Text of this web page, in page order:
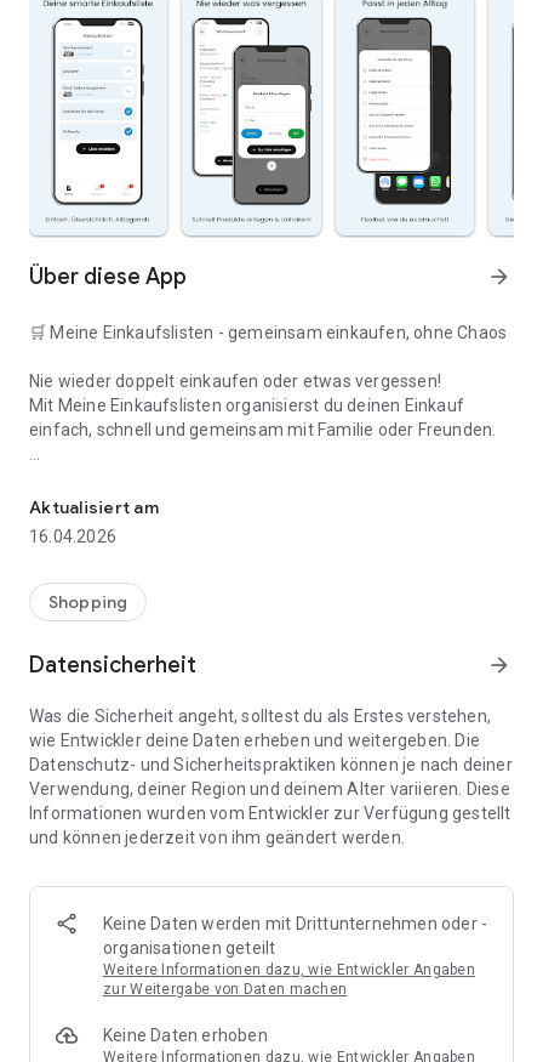
Über diese App arrow_forward
🛒 Meine Einkaufslisten - gemeinsam einkaufen, ohne Chaos
Nie wieder doppelt einkaufen oder etwas vergessen!
Mit Meine Einkaufslisten organisierst du deinen Einkauf
einfach, schnell und gemeinsam mit Familie oder Freunden.
👨‍👩‍👧 Gemeinsame Einkaufslisten in Echtzeit: Alle sehen
⚡ Superschnell & einfach: Liste in Sekunden erstellen und
sofort loslegen.
📱 Immer dabei: Deine Einkaufsliste ist jederzeit auf deinem
🤝 Teilen leicht gemacht: Lade andere ein und erledigt den
Einkauf gemeinsam.
🍳 Zutaten direkt aus Rezepten übernehmen: Importiere
Zutaten von Rezept-Webseiten und verwandle sie
🚀 DEINE VORTEILE IM ALLTAG
* Nie wieder doppelte Einkäufe
* Kein Chaos mehr beim Einkaufen
* Bessere Abstimmung mit Familie & Freunden
* Perfekt für die Essensplanung
Aktualisiert am
16.04.2026
Shopping
Datensicherheit arrow_forward
Was die Sicherheit angeht, solltest du als Erstes verstehen,
wie Entwickler deine Daten erheben und weitergeben. Die
Datenschutz- und Sicherheitspraktiken können je nach deiner
Verwendung, deiner Region und deinem Alter variieren. Diese
Informationen wurden vom Entwickler zur Verfügung gestellt
und können jederzeit von ihm geändert werden.
Keine Daten werden mit Drittunternehmen oder -
organisationen geteilt
Weitere Informationen dazu, wie Entwickler Angaben
zur Weitergabe von Daten machen
Keine Daten erhoben
Weitere Informationen dazu, wie Entwickler Angaben